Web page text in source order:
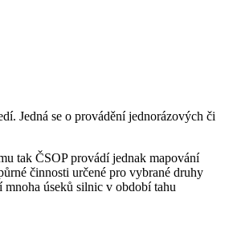
Jedná se o provádění jednorázových či
tak ČSOP provádí jednak mapování
činnosti určené pro vybrané druhy
úseků silnic v období tahu